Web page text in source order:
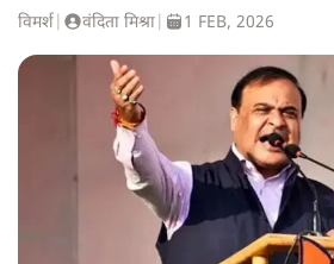
विमर्श वंदिता मिश्रा 1 FEB, 2026